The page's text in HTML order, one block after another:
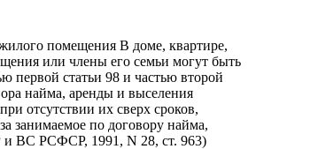
помещения В доме, квартире,
или члены его семьи могут быть
первой статьи 98 и частью второй
найма, аренды и выселения
отсутствии их сверх сроков,
занимаемое по договору найма,
ВС РСФСР, 1991, N 28, ст. 963)